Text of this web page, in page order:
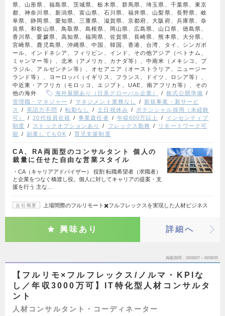
県、山形県、福島県、茨城県、栃木県、群馬県、埼玉県、千葉県、東京
都、神奈川県、新潟県、富山県、石川県、福井県、山梨県、長野県、岐
阜県、静岡県、愛知県、三重県、滋賀県、京都府、大阪府、兵庫県、奈
良県、和歌山県、鳥取県、島根県、岡山県、広島県、山口県、徳島県、
香川県、愛媛県、高知県、福岡県、佐賀県、長崎県、熊本県、大分県、
宮崎県、鹿児島県、沖縄県、中国、韓国、香港、台湾、タイ、シンガポ
ール、インドネシア、フィリピン、インド、その他アジア（ベトナム、
ミャンマー等）、北米（アメリカ、カナダ等）、中南米（メキシコ、ブ
ラジル、アルゼンチン等）、オセアニア（オーストラリア、ニュージー
ランド等）、ヨーロッパ（イギリス、フランス、ドイツ、ロシア等）、
中近東・アフリカ（モロッコ、エジプト、UAE、南アフリカ等）、その
他の海外
海外展開あり（日系グローバル企業）
株式公開準備
管理職・マネジャー
マネジメント業務なし
新規事業・新サービ
ス
英語力不問 転勤なし 土日祝休み
ポテンシャル採用（未経験
可）
20代役員在籍 事業責任者 年収600万以上
インセンティブ
制度
ストックオプションあり フレックス勤務
リモートワーク可
能
副業してもOK 育児支援制度
CA、RA両面型のコンサルタント 個人の
裁量に任せた自由な営業スタイル
・CA（キャリアアドバイザー） 役割 転職希望者（求職者）
と企業をつなぐ橋渡し役。個人に対してキャリアの提案・支
援を行う 主な…
会社概要 上場間際のフルリモート✖️フルフレックスを実現した人材ビジネス
興味あり 詳細へ
掲載期間 26/08/07～26/08/20
【フルリモ×フルフレックス/ノルマ・KPIな
し／年収3000万可】IT特化型人材コンサルタ
ント
人材コンサルタント・コーディネーター